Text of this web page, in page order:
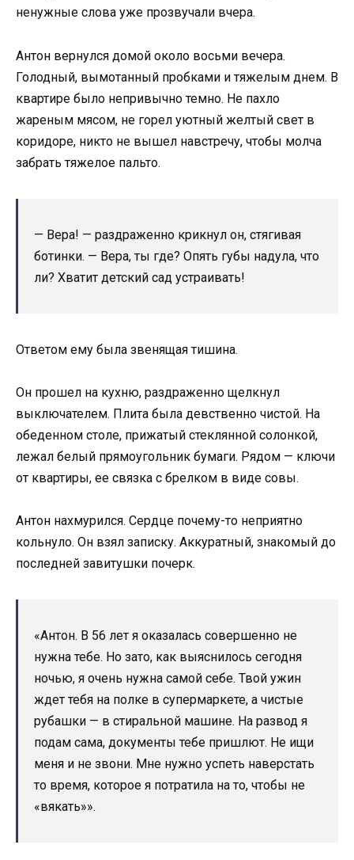
ненужные слова уже прозвучали вчера.
Антон вернулся домой около восьми вечера.
Голодный, вымотанный пробками и тяжелым днем. В
квартире было непривычно темно. Не пахло
жареным мясом, не горел уютный желтый свет в
коридоре, никто не вышел навстречу, чтобы молча
забрать тяжелое пальто.
— Вера! — раздраженно крикнул он, стягивая
ботинки. — Вера, ты где? Опять губы надула, что
ли? Хватит детский сад устраивать!
Ответом ему была звенящая тишина.
Он прошел на кухню, раздраженно щелкнул
выключателем. Плита была девственно чистой. На
обеденном столе, прижатый стеклянной солонкой,
лежал белый прямоугольник бумаги. Рядом — ключи
от квартиры, ее связка с брелком в виде совы.
Антон нахмурился. Сердце почему-то неприятно
кольнуло. Он взял записку. Аккуратный, знакомый до
последней завитушки почерк.
«Антон. В 56 лет я оказалась совершенно не
нужна тебе. Но зато, как выяснилось сегодня
ночью, я очень нужна самой себе. Твой ужин
ждет тебя на полке в супермаркете, а чистые
рубашки — в стиральной машине. На развод я
подам сама, документы тебе пришлют. Не ищи
меня и не звони. Мне нужно успеть наверстать
то время, которое я потратила на то, чтобы не
«вякать»».